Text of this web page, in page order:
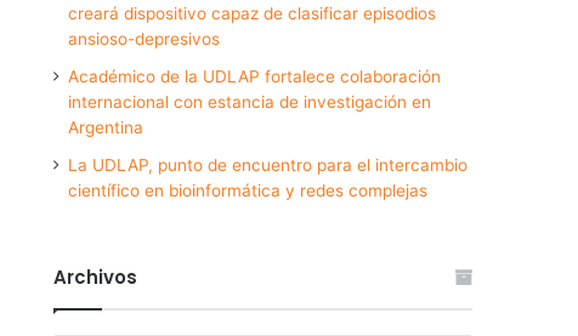
creará dispositivo capaz de clasificar episodios
ansioso-depresivos
Académico de la UDLAP fortalece colaboración
internacional con estancia de investigación en
Argentina
La UDLAP, punto de encuentro para el intercambio
científico en bioinformática y redes complejas
Archivos